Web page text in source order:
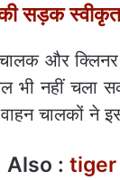
सड़क स्वीकृत
और क्लिनर
भी नहीं चला
चालकों ने
Also : tiger